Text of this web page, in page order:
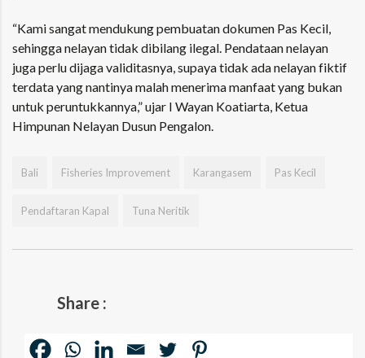
“Kami sangat mendukung pembuatan dokumen Pas Kecil,
sehingga nelayan tidak dibilang ilegal. Pendataan nelayan
juga perlu dijaga validitasnya, supaya tidak ada nelayan fiktif
terdata yang nantinya malah menerima manfaat yang bukan
untuk peruntukkannya,” ujar I Wayan Koatiarta, Ketua
Himpunan Nelayan Dusun Pengalon.
Bali Fisheries Improvement Karangasem Pas Kecil
Pendaftaran Kapal Tuna Neritik
Share :